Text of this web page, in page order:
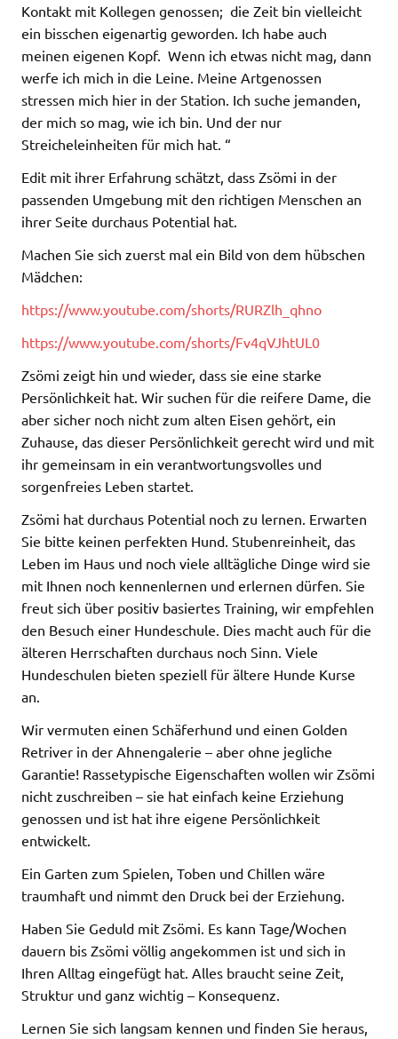
Kontakt mit Kollegen genossen; die Zeit bin vielleicht
ein bisschen eigenartig geworden. Ich habe auch
meinen eigenen Kopf. Wenn ich etwas nicht mag, dann
werfe ich mich in die Leine. Meine Artgenossen
stressen mich hier in der Station. Ich suche jemanden,
der mich so mag, wie ich bin. Und der nur
Streicheleinheiten für mich hat. “
Edit mit ihrer Erfahrung schätzt, dass Zsömi in der
passenden Umgebung mit den richtigen Menschen an
ihrer Seite durchaus Potential hat.
Machen Sie sich zuerst mal ein Bild von dem hübschen
Mädchen:
https://www.youtube.com/shorts/RURZlh_qhno
https://www.youtube.com/shorts/Fv4qVJhtUL0
Zsömi zeigt hin und wieder, dass sie eine starke
Persönlichkeit hat. Wir suchen für die reifere Dame, die
aber sicher noch nicht zum alten Eisen gehört, ein
Zuhause, das dieser Persönlichkeit gerecht wird und mit
ihr gemeinsam in ein verantwortungsvolles und
sorgenfreies Leben startet.
Zsömi hat durchaus Potential noch zu lernen. Erwarten
Sie bitte keinen perfekten Hund. Stubenreinheit, das
Leben im Haus und noch viele alltägliche Dinge wird sie
mit Ihnen noch kennenlernen und erlernen dürfen. Sie
freut sich über positiv basiertes Training, wir empfehlen
den Besuch einer Hundeschule. Dies macht auch für die
älteren Herrschaften durchaus noch Sinn. Viele
Hundeschulen bieten speziell für ältere Hunde Kurse
an.
Wir vermuten einen Schäferhund und einen Golden
Retriver in der Ahnengalerie – aber ohne jegliche
Garantie! Rassetypische Eigenschaften wollen wir Zsömi
nicht zuschreiben – sie hat einfach keine Erziehung
genossen und ist hat ihre eigene Persönlichkeit
entwickelt.
Ein Garten zum Spielen, Toben und Chillen wäre
traumhaft und nimmt den Druck bei der Erziehung.
Haben Sie Geduld mit Zsömi. Es kann Tage/Wochen
dauern bis Zsömi völlig angekommen ist und sich in
Ihren Alltag eingefügt hat. Alles braucht seine Zeit,
Struktur und ganz wichtig – Konsequenz.
Lernen Sie sich langsam kennen und finden Sie heraus,